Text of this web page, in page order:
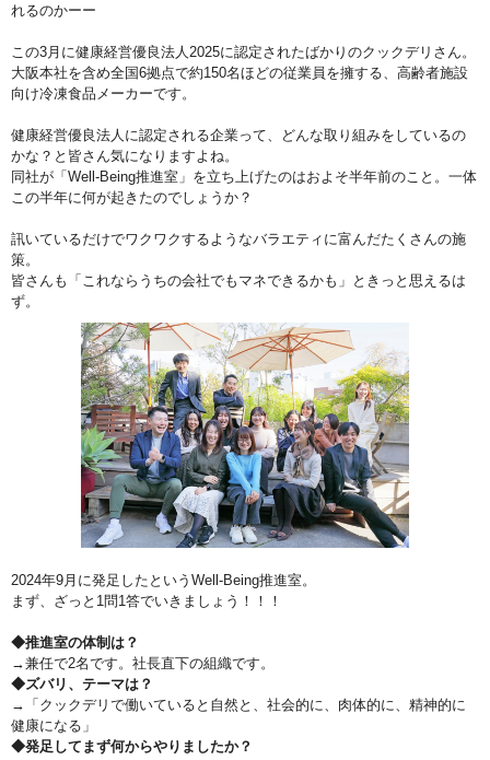
れるのかーー
この3月に健康経営優良法人2025に認定されたばかりのクックデリさん。
大阪本社を含め全国6拠点で約150名ほどの従業員を擁する、高齢者施設
向け冷凍食品メーカーです。
健康経営優良法人に認定される企業って、どんな取り組みをしているの
かな？と皆さん気になりますよね。
同社が「Well-Being推進室」を立ち上げたのはおよそ半年前のこと。一体
この半年に何が起きたのでしょうか？
訊いているだけでワクワクするようなバラエティに富んだたくさんの施
策。
皆さんも「これならうちの会社でもマネできるかも」ときっと思えるは
ず。
2024年9月に発足したというWell-Being推進室。
まず、ざっと1問1答でいきましょう！！！
◆推進室の体制は？
→兼任で2名です。社長直下の組織です。
◆ズバリ、テーマは？
→「クックデリで働いていると自然と、社会的に、肉体的に、精神的に
健康になる」
◆発足してまず何からやりましたか？